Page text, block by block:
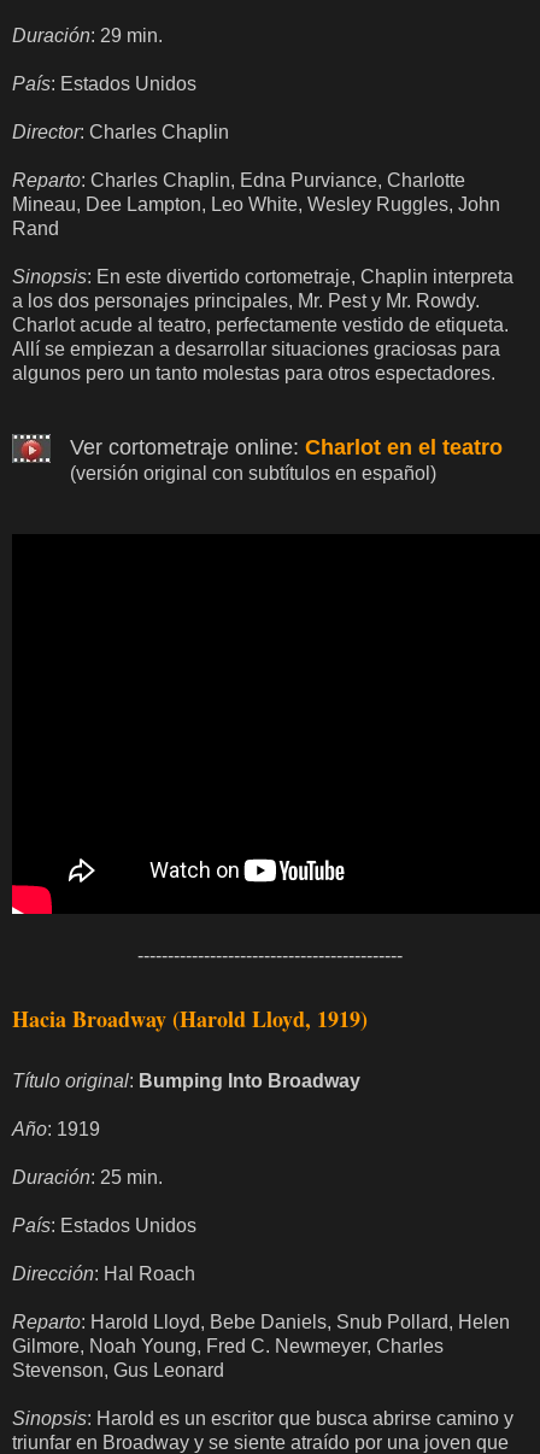
Duración: 29 min.
País: Estados Unidos
Director: Charles Chaplin
Reparto: Charles Chaplin, Edna Purviance, Charlotte
Mineau, Dee Lampton, Leo White, Wesley Ruggles, John
Rand
Sinopsis: En este divertido cortometraje, Chaplin interpreta
a los dos personajes principales, Mr. Pest y Mr. Rowdy.
Charlot acude al teatro, perfectamente vestido de etiqueta.
Allí se empiezan a desarrollar situaciones graciosas para
algunos pero un tanto molestas para otros espectadores.
Ver cortometraje online: Charlot en el teatro
(versión original con subtítulos en español)
--------------------------------------------
Hacia Broadway (Harold Lloyd, 1919)
Título original: Bumping Into Broadway
Año: 1919
Duración: 25 min.
País: Estados Unidos
Dirección: Hal Roach
Reparto: Harold Lloyd, Bebe Daniels, Snub Pollard, Helen
Gilmore, Noah Young, Fred C. Newmeyer, Charles
Stevenson, Gus Leonard
Sinopsis: Harold es un escritor que busca abrirse camino y
triunfar en Broadway y se siente atraído por una joven que